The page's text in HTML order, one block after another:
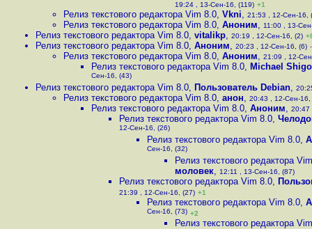
19:24 , 13-Сен-16, (119) +1
Релиз текстового редактора Vim 8.0, Vkni, 21:53 , 12-Сен-16,
Релиз текстового редактора Vim 8.0, Аноним, 11:00 , 13-
Релиз текстового редактора Vim 8.0, vitalikp, 20:19 , 12-Сен-16, (2)
Релиз текстового редактора Vim 8.0, Аноним, 20:23 , 12-Сен-16, (6)
Релиз текстового редактора Vim 8.0, Аноним, 21:09 , 12-
Релиз текстового редактора Vim 8.0, Michael
Сен-16, (43)
Релиз текстового редактора Vim 8.0, Пользователь Debian,
Релиз текстового редактора Vim 8.0, анон, 20:43 , 12-Сен-16,
Релиз текстового редактора Vim 8.0, Аноним, 20:47
Релиз текстового редактора Vim 8.0,
12-Сен-16, (26)
Релиз текстового редактора Vim 8.0,
Сен-16, (32)
Релиз текстового редактора
моловек, 12:11 , 13-Сен-16, (87)
Релиз текстового редактора Vim 8.0,
21:39 , 12-Сен-16, (27) +1
Релиз текстового редактора Vim 8.0,
Сен-16, (73) +2
Релиз текстового редактора